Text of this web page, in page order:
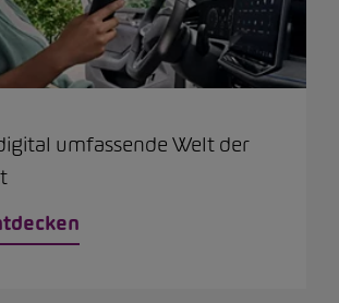
umfassende Welt der